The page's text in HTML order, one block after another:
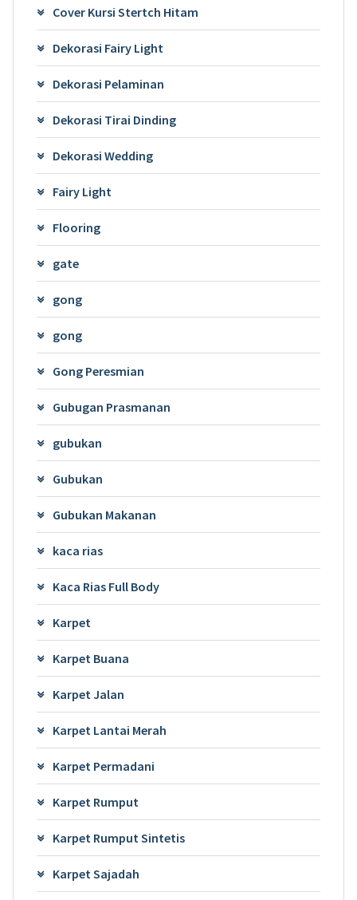
Cover Kursi Stertch Hitam
Dekorasi Fairy Light
Dekorasi Pelaminan
Dekorasi Tirai Dinding
Dekorasi Wedding
Fairy Light
Flooring
gate
gong
gong
Gong Peresmian
Gubugan Prasmanan
gubukan
Gubukan
Gubukan Makanan
kaca rias
Kaca Rias Full Body
Karpet
Karpet Buana
Karpet Jalan
Karpet Lantai Merah
Karpet Permadani
Karpet Rumput
Karpet Rumput Sintetis
Karpet Sajadah